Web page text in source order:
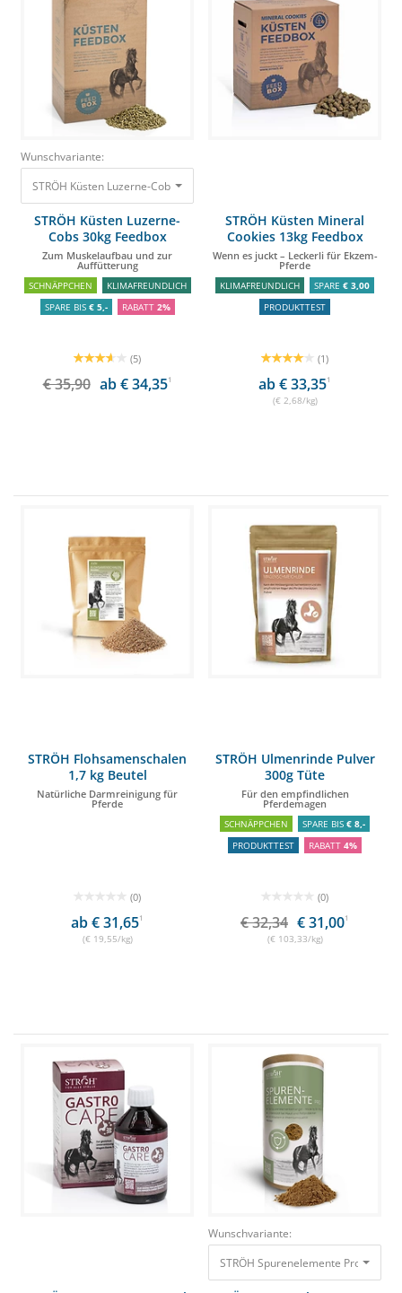
Wunschvariante:
STRÖH Küsten Luzerne-Cobs 30kg Feedbox Zum Muskelaufbau und zur
STRÖH Küsten Luzerne-
Cobs 30kg Feedbox
Zum Muskelaufbau und zur
Auffütterung
SCHNÄPPCHEN
KLIMAFREUNDLICH
SPARE BIS € 5,- RABATT 2%
(5)
€ 35,90 ab € 34,351
STRÖH Küsten Mineral
Cookies 13kg Feedbox
Wenn es juckt – Leckerli für Ekzem-
Pferde
KLIMAFREUNDLICH SPARE € 3,00
PRODUKTTEST
(1)
ab € 33,351
(€ 2,68/kg)
STRÖH Flohsamenschalen
1,7 kg Beutel
Natürliche Darmreinigung für
Pferde
(0)
ab € 31,651
(€ 19,55/kg)
STRÖH Ulmenrinde Pulver
300g Tüte
Für den empfindlichen
Pferdemagen
SCHNÄPPCHEN SPARE BIS € 8,-
PRODUKTTEST
RABATT 4%
(0)
€ 32,34 € 31,001
(€ 103,33/kg)
Wunschvariante:
STRÖH Spurenelemente Pro